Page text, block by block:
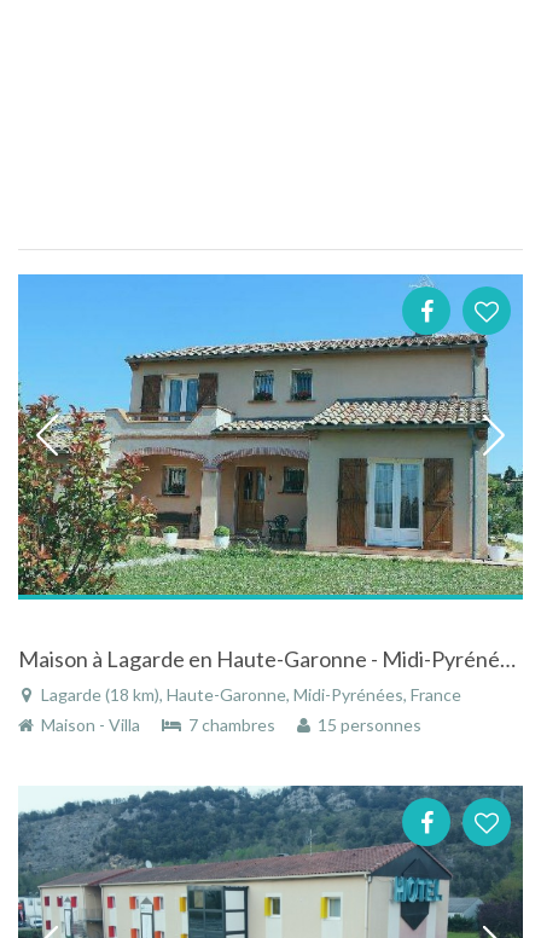
Maison à Lagarde en Haute-Garonne - Midi-Pyrénées à quelques minutes du Canal du Midi avec piscine
Lagarde (18 km), Haute-Garonne, Midi-Pyrénées, France
Maison - Villa
7 chambres 15 personnes